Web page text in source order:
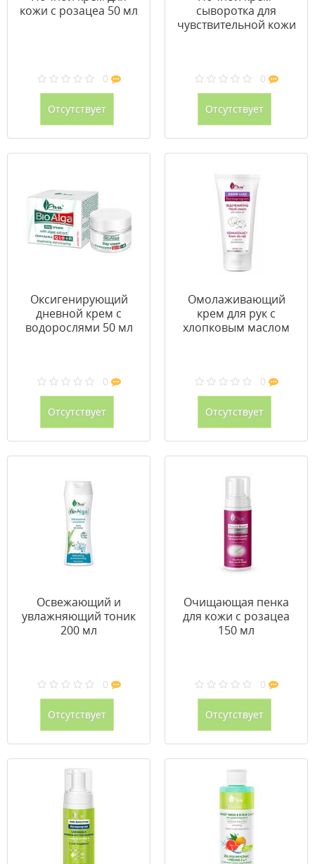
кожи с розацеа 50 мл
0
Отсутствует
сыворотка для
чувствительной кожи
0
Отсутствует
Оксигенирующий
дневной крем с
водорослями 50 мл
0
Отсутствует
Омолаживающий
крем для рук с
хлопковым маслом
0
Отсутствует
Освежающий и
увлажняющий тоник
200 мл
0
Отсутствует
Очищающая пенка
для кожи с розацеа
150 мл
0
Отсутствует